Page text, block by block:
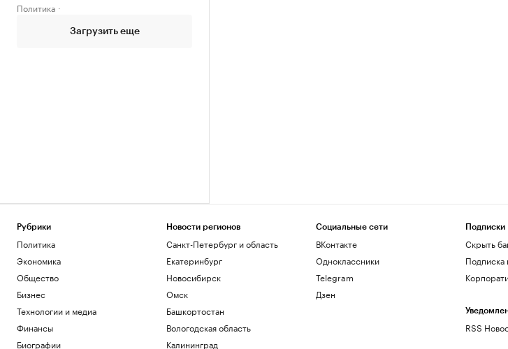
Политика
Загрузить еще
Рубрики
Политика
Экономика
Общество
Бизнес
Технологии и медиа
Финансы
Биографии
Новости регионов
Санкт-Петербург и область
Екатеринбург
Новосибирск
Омск
Башкортостан
Вологодская область
Калининград
Социальные сети
ВКонтакте
Одноклассники
Telegram
Дзен
Подписки
Скрыть
Подписка
RSS